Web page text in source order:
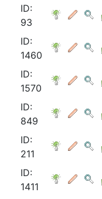
ID:
93
ID:
1460
ID:
1570
ID:
849
ID:
211
ID:
1411